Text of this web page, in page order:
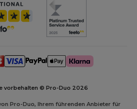
vorbehalten © Pro-Duo 2026
Pro-Duo, Ihrem führenden Anbieter für